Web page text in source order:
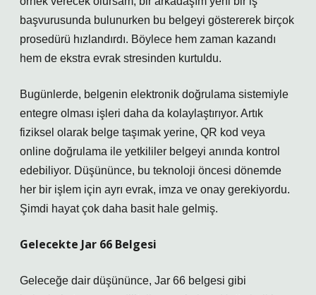
başvurusunda bulunurken bu belgeyi göstererek birçok
prosedürü hızlandırdı. Böylece hem zaman kazandı
hem de ekstra evrak stresinden kurtuldu.
Bugünlerde, belgenin elektronik doğrulama sistemiyle
entegre olması işleri daha da kolaylaştırıyor. Artık
fiziksel olarak belge taşımak yerine, QR kod veya
online doğrulama ile yetkililer belgeyi anında kontrol
edebiliyor. Düşününce, bu teknoloji öncesi dönemde
her bir işlem için ayrı evrak, imza ve onay gerekiyordu.
Şimdi hayat çok daha basit hale gelmiş.
Gelecekte Jar 66 Belgesi
Geleceğe dair düşününce, Jar 66 belgesi gibi